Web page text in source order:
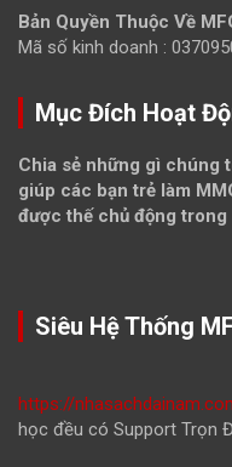
Bản Quyền Thuộc Về
Mã số kinh doanh :
Mục Đích Hoạt
Chia sẻ những gì chúng
giúp các bạn trẻ làm
được thế chủ động
Siêu Hệ Thống
https://
học đều có Support Trọn